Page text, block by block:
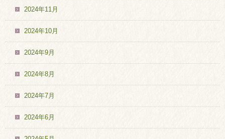
2024年11月
2024年10月
2024年9月
2024年8月
2024年7月
2024年6月